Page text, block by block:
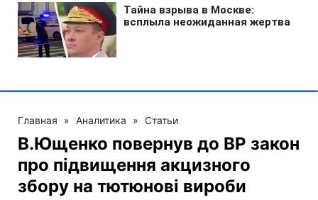
Главная » Аналитика » Статьи
В.Ющенко повернув до ВР закон
про підвищення акцизного
збору на тютюнові вироби